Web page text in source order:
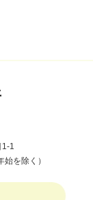
1-1
を除く）